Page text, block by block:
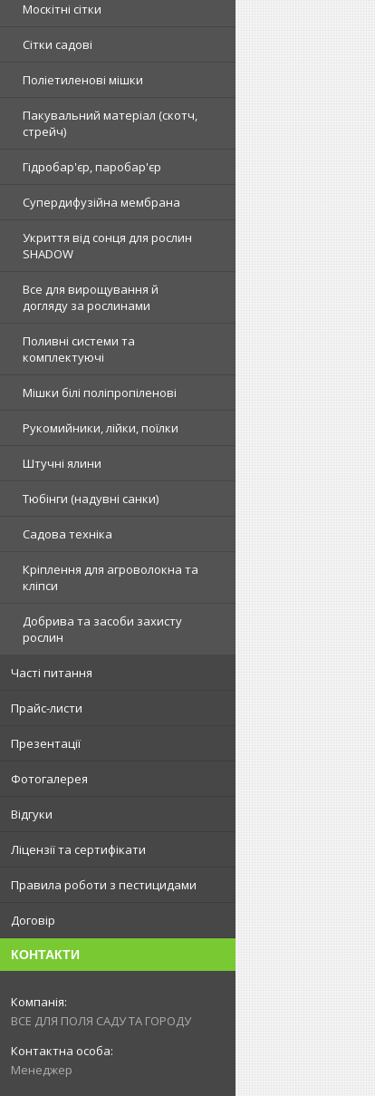
Москітні сітки
Сітки садові
Поліетиленові мішки
Пакувальний матеріал (скотч,
стрейч)
Гідробар'єр, паробар'єр
Супердифузійна мембрана
Укриття від сонця для рослин
SHADOW
Все для вирощування й
догляду за рослинами
Поливні системи та
комплектуючі
Мішки білі поліпропіленові
Рукомийники, лійки, поїлки
Штучні ялини
Тюбінги (надувні санки)
Садова техніка
Кріплення для агроволокна та
кліпси
Добрива та засоби захисту
рослин
Часті питання
Прайс-листи
Презентації
Фотогалерея
Відгуки
Ліцензії та сертифікати
Правила роботи з пестицидами
Договір
КОНТАКТИ
ВСЕ ДЛЯ ПОЛЯ САДУ ТА ГОРОДУ
Менеджер